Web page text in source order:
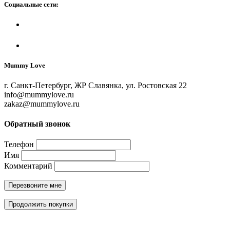
Социальные сети:
Mummy Love
г. Санкт-Петербург, ЖР Славянка, ул. Ростовская 22
info@mummylove.ru
zakaz@mummylove.ru
Обратный звонок
Телефон
Имя
Комментарий
Перезвоните мне
Продолжить покупки